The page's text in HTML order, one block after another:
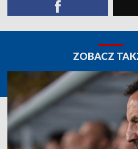
ZOBACZ